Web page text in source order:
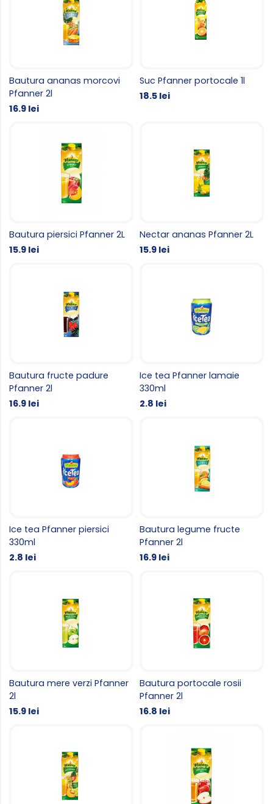
Bautura ananas morcovi
Pfanner 2l
16.9 lei
Suc Pfanner portocale 1l
18.5 lei
Bautura piersici Pfanner 2L
15.9 lei
Nectar ananas Pfanner 2L
15.9 lei
Bautura fructe padure
Pfanner 2l
16.9 lei
Ice tea Pfanner lamaie
330ml
2.8 lei
Ice tea Pfanner piersici
330ml
2.8 lei
Bautura legume fructe
Pfanner 2l
16.9 lei
Bautura mere verzi Pfanner
2l
15.9 lei
Bautura portocale rosii
Pfanner 2l
16.8 lei